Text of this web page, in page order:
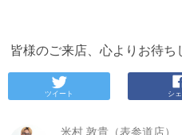
皆様のご来店、心よりお待ち
ツイート シ
米村 敦貴（表参道店）